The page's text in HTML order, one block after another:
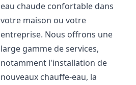
eau chaude confortable dans
votre maison ou votre
entreprise. Nous offrons une
large gamme de services,
notamment l'installation de
nouveaux chauffe-eau, la